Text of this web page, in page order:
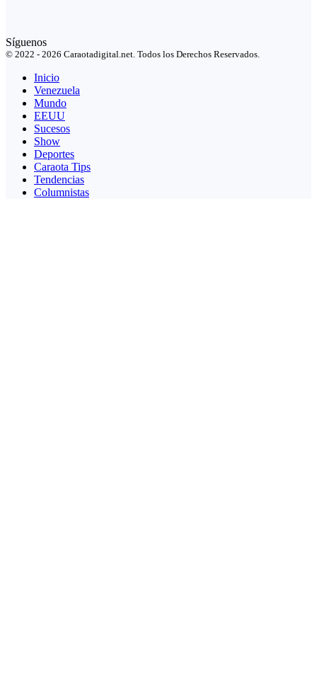
Síguenos
© 2022 - 2026 Caraotadigital.net. Todos los Derechos Reservados.
Inicio
Venezuela
Mundo
EEUU
Sucesos
Show
Deportes
Caraota Tips
Tendencias
Columnistas